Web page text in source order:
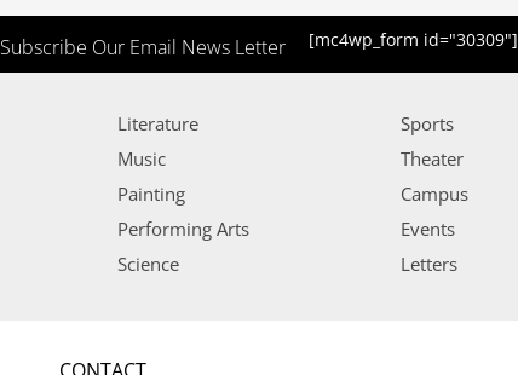
Subscribe Our Email News Letter [mc4wp_form id="30309"]
Literature
Music
Painting
Performing Arts
Science
Sports
Theater
Campus
Events
Letters